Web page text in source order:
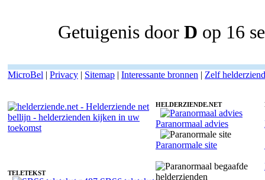
Getuigenis door D op 16
MicroBel | Privacy | Sitemap | Interessante bronnen | Zelf
TELETEKST
HELDERZIENDE.NET
Paranormaal advies
Paranormale site